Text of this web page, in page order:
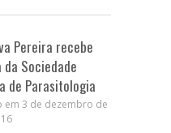
Pereira recebe
da Sociedade
de Parasitologia
em 3 de dezembro de